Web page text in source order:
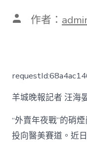
文 作者：
羊城晚報記者 汪海
“外賣年夜戰”的硝
投向醫美賽道。近